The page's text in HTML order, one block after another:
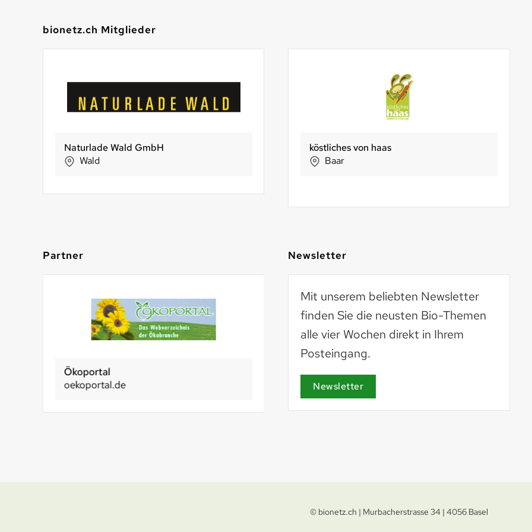
bionetz.ch Mitglieder
Biogärtnerei Neubauer GmbH
Erlen
Genossenschaft Gran Alpin
Albula
Bio
köstliches von haas
BachserMärt Kalkbreite
Zürich
Sun Snack AG
NaturKraftWerke®
Partner
Ökoportal
oekoportal.de
Basel 2030
basel2030.ch
Newsletter
Mit unserem beliebten Newsletter
finden Sie die neusten Bio-Themen
alle vier Wochen direkt in Ihrem
Posteingang.
Newsletter
© bionetz.ch | Murbacherstrasse 34 | 4056 Basel